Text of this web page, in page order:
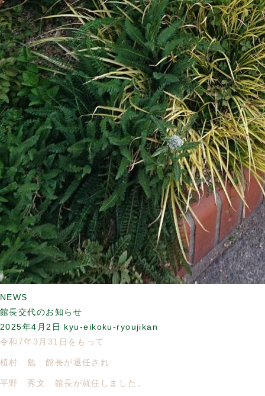
NEWS
館長交代のお知らせ
2025年4月2日 kyu-eikoku-ryoujikan
令和7年3月31日をもって
植村 勉 館長が退任され
平野 秀文 館長が就任しました。